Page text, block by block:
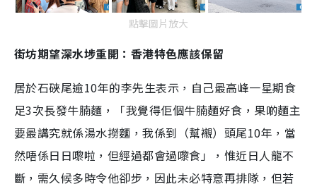
點擊圖片放大
街坊期望深水埗重開：香港特色應該保留
居於石硤尾逾10年的李先生表示，自己最高峰一星期食
足3次長發牛腩麵，「我覺得佢個牛腩麵好食，果啲麵主
要最講究就係湯水撈麵，我係到（幫襯）頭尾10年，當
然唔係日日嚟啦，但經過都會過嚟食」，惟近日人龍不
斷，需久候多時令他卻步，因此未必特意再排隊，但若